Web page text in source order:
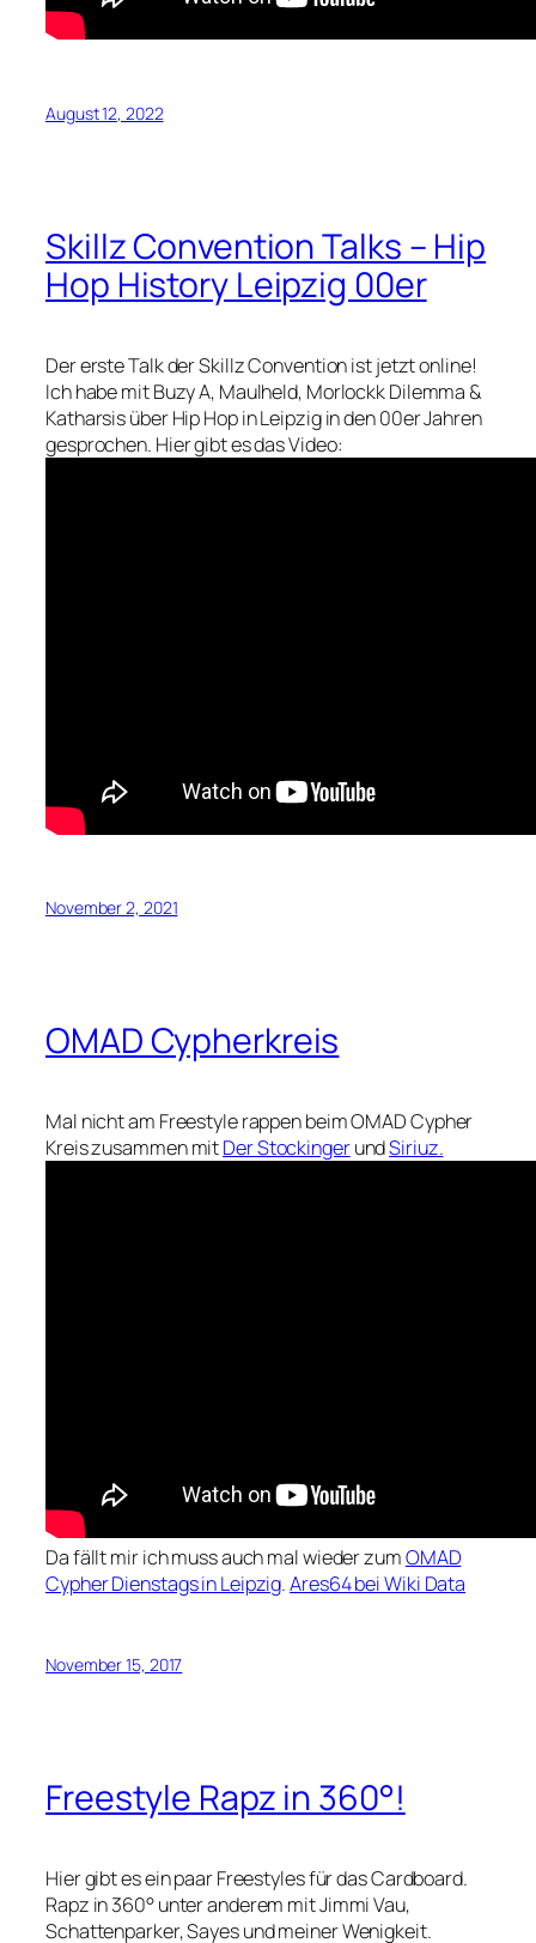
August 12, 2022
Skillz Convention Talks – Hip
Hop History Leipzig 00er
Der erste Talk der Skillz Convention ist jetzt online!
Ich habe mit Buzy A, Maulheld, Morlockk Dilemma &
Katharsis über Hip Hop in Leipzig in den 00er Jahren
gesprochen. Hier gibt es das Video:
November 2, 2021
OMAD Cypherkreis
Mal nicht am Freestyle rappen beim OMAD Cypher
Kreis zusammen mitDer StockingerundSiriuz.
Da fällt mir ich muss auch mal wieder zumOMAD
Cypher Dienstags in Leipzig.Ares64 bei Wiki Data
November 15, 2017
Freestyle Rapz in 360°!
Hier gibt es ein paar Freestyles für das Cardboard.
Rapz in 360° unter anderem mit Jimmi Vau,
Schattenparker, Sayes und meiner Wenigkeit.